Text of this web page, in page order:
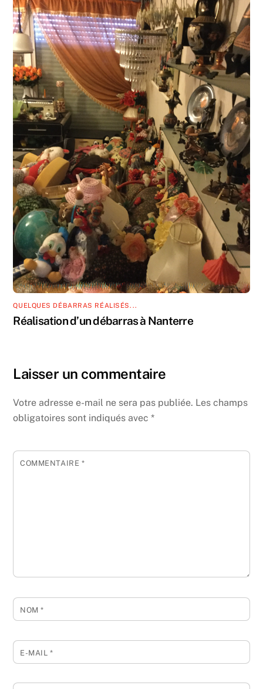
QUELQUES DÉBARRAS RÉALISÉS...
Réalisation d’un débarras à Nanterre
Laisser un commentaire
Votre adresse e-mail ne sera pas publiée. Les champs
obligatoires sont indiqués avec*
COMMENTAIRE *
NOM*
E-MAIL *